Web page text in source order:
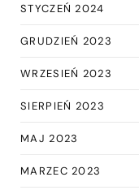
STYCZEŃ 2024
GRUDZIEŃ 2023
WRZESIEŃ 2023
SIERPIEŃ 2023
MAJ 2023
MARZEC 2023